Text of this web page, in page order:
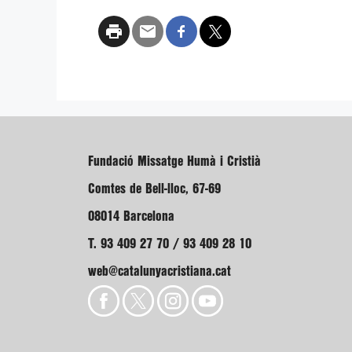
Fundació Missatge Humà i Cristià
Comtes de Bell-lloc, 67-69
08014 Barcelona
T. 93 409 27 70 / 93 409 28 10
web@catalunyacristiana.cat